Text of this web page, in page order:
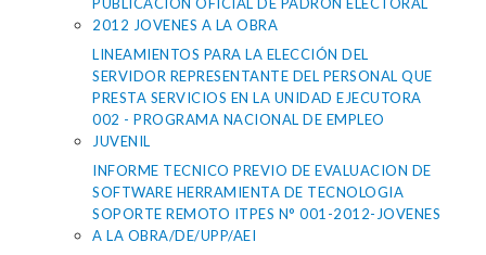
2012 JOVENES A LA OBRA
LINEAMIENTOS PARA LA ELECCIÓN DEL
SERVIDOR REPRESENTANTE DEL PERSONAL QUE
PRESTA SERVICIOS EN LA UNIDAD EJECUTORA
002 - PROGRAMA NACIONAL DE EMPLEO
JUVENIL
INFORME TECNICO PREVIO DE EVALUACION DE
SOFTWARE HERRAMIENTA DE TECNOLOGIA
SOPORTE REMOTO ITPES N° 001-2012-JOVENES
A LA OBRA/DE/UPP/AEI